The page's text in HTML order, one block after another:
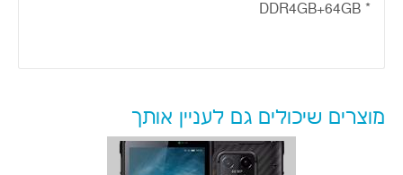
* DDR4GB+64GB
מוצרים שיכולים גם לעניין אותך